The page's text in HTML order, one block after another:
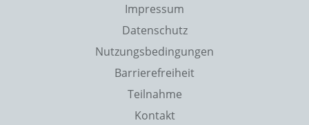
Impressum
Datenschutz
Nutzungsbedingungen
Barrierefreiheit
Teilnahme
Kontakt